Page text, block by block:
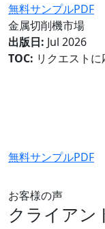
無料サンプルPDF
金属切削機市場
出版日: Jul 2026
TOC: リクエスト
無料サンプルPDF
お客様の声
クライアン